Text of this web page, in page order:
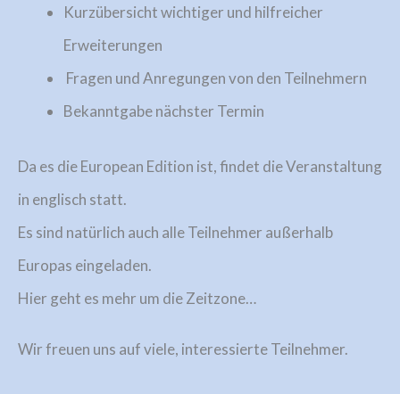
Kurzübersicht wichtiger und hilfreicher
Erweiterungen
Fragen und Anregungen von den Teilnehmern
Bekanntgabe nächster Termin
Da es die European Edition ist, findet die Veranstaltung
in englisch statt.
Es sind natürlich auch alle Teilnehmer außerhalb
Europas eingeladen.
Hier geht es mehr um die Zeitzone…
Wir freuen uns auf viele, interessierte Teilnehmer.